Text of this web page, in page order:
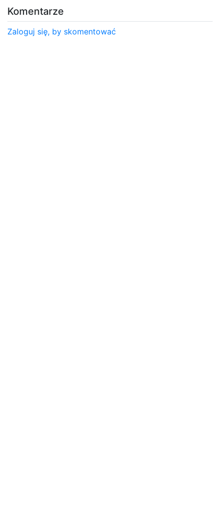
Komentarze
Zaloguj się, by skomentować